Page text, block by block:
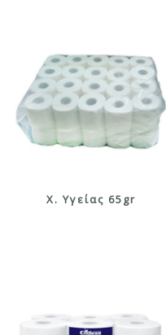
X. Υγείας 65gr